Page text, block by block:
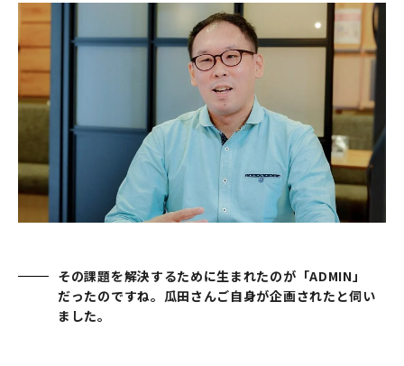
その課題を解決するために生まれたのが「ADMIN」
だったのですね。瓜田さんご自身が企画されたと伺い
ました。